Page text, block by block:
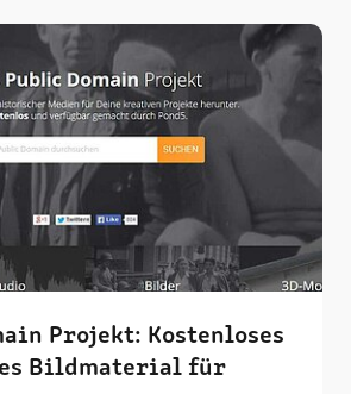
Projekt: Kostenloses
Bildmaterial für